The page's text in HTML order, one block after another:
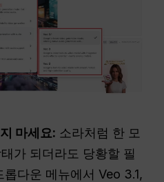
마세요: 소라처럼 한 모
가 되더라도 당황할 필
롭다운 메뉴에서 Veo 3.1,